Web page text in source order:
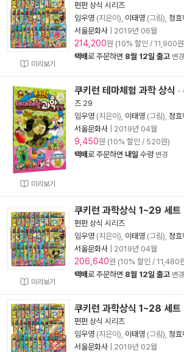
미리보기
펀펀 상식 시리즈
임우영 (지은이), 이태영 (그림), 정효
서울문화사
2019년 06월
214,200원 (10% 할인 / 11,900
택배로 주문하면 8월 12일 출고 변경
미리보기
쿠키런 테마체험 과학 상식 -
즈 29
임우영 (지은이), 이태영 (그림), 정효
서울문화사
2019년 04월
9,450원 (10% 할인 / 520원)
택배로 주문하면 내일 수령 변경
미리보기
쿠키런 과학상식 1~29 세
펀펀 상식 시리즈
임우영 (지은이), 이태영 (그림), 정효
서울문화사
2019년 04월
206,640원 (10% 할인 / 11,480
택배로 주문하면 8월 12일 출고 변경
쿠키런 과학상식 1~28 세
펀펀 상식 시리즈
임우영 (지은이), 이태영 (그림), 정효
서울문화사
2019년 02월